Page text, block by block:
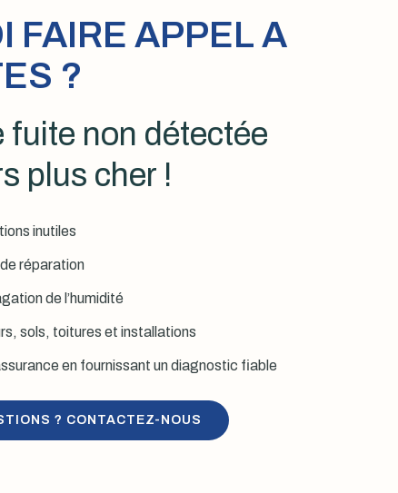
FAIRE APPEL A
?
fuite non détectée
plus cher !
inutiles
réparation
de l’humidité
sols, toitures et installations
en fournissant un diagnostic fiable
? CONTACTEZ-NOUS